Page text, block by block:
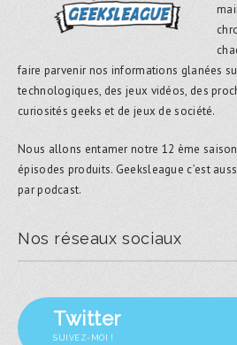
faire parvenir nos informations glanées
technologiques, des jeux vidéos, des
curiosités geeks et de jeux de société.
Nous allons entamer notre 12 ème
épisodes produits. Geeksleague c’est
par podcast.
Nos réseaux sociaux
Twitter
SUIVEZ-MOI !